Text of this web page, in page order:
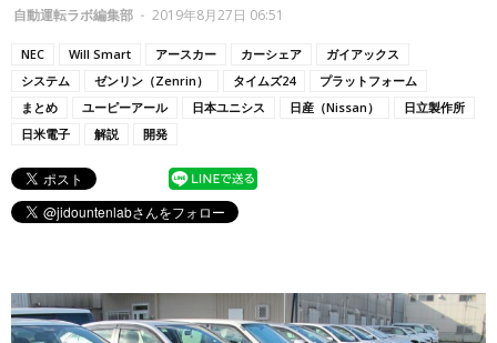
自動運転ラボ編集部 - 2019年8月27日 06:51
NEC Will Smart アースカー カーシェア
ガイアックス
システム
ゼンリン（Zenrin） タイムズ24
プラットフォーム
まとめ
ユーピーアール 日本ユニシス 日産（Nissan）
日立製作所
日米電子
解説 開発